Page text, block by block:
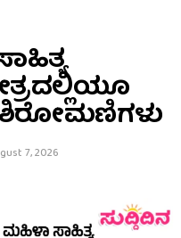
ಶಿರೋಮಣಿಗಳು
7, 2026